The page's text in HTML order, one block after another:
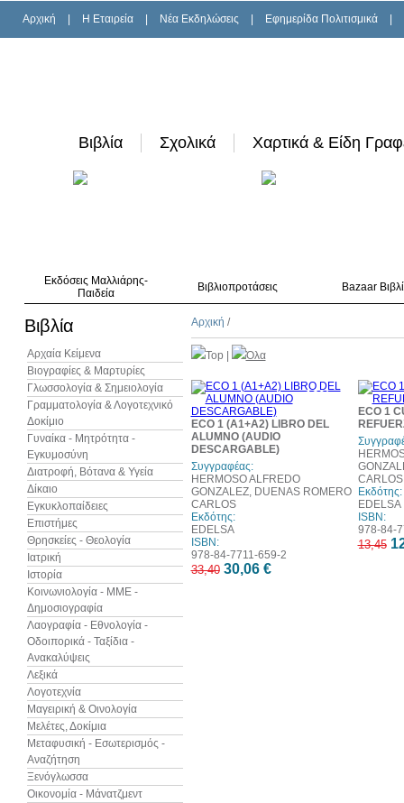
Αρχική H Εταιρεία Νέα Εκδηλώσεις Εφημερίδα Πολιτισμικά
Βιβλία Σχολικά Χαρτικά & Είδη
Εκδόσεις Μαλλιάρης-
Παιδεία
Βιβλιοπροτάσεις Bazaar
Βιβλία
Αρχαία Κείμενα
Βιογραφίες & Μαρτυρίες
Γλωσσολογία & Σημειολογία
Γραμματολογία & Λογοτεχνικό
Δοκίμιο
Γυναίκα - Μητρότητα -
Εγκυμοσύνη
Διατροφή, Βότανα & Υγεία
Δίκαιο
Εγκυκλοπαίδειες
Επιστήμες
Θρησκείες - Θεολογία
Ιατρική
Ιστορία
Κοινωνιολογία - ΜΜΕ -
Δημοσιογραφία
Λαογραφία - Εθνολογία -
Οδοιπορικά - Ταξίδια -
Ανακαλύψεις
Λεξικά
Λογοτεχνία
Μαγειρική & Οινολογία
Μελέτες, Δοκίμια
Μεταφυσική - Εσωτερισμός -
Αναζήτηση
Ξενόγλωσσα
Οικονομία - Μάνατζμεντ
Αρχική /
Top Όλα
10%
ECO 1 (A1+A2) LIBRO DEL
ALUMNO (AUDIO
DESCARGABLE)
Συγγραφέας:
HERMOSO ALFREDO
GONZALEZ, DUENAS ROMERO
CARLOS
Εκδότης:
EDELSA
ISBN:
978-84-7711-659-2
33,40 30,06 €
ECO 1
CARLOS
Εκδότης:
EDELSA
ISBN:
978-84-
13,45